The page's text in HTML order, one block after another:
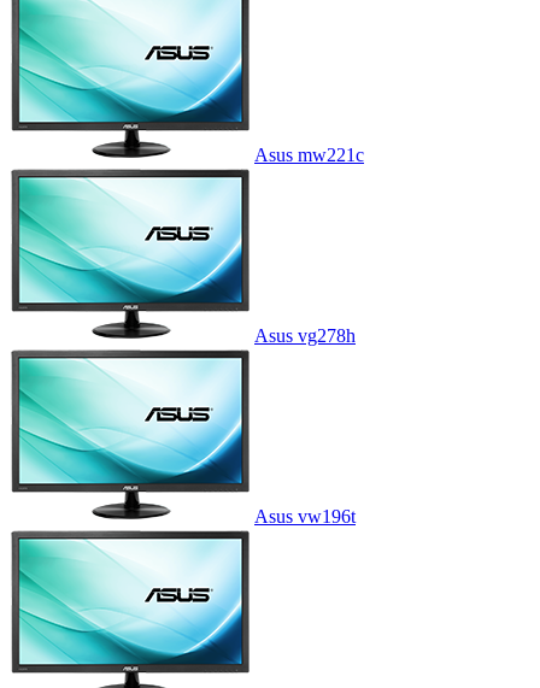
Asus mw221c
Asus vg278h
Asus vw196t